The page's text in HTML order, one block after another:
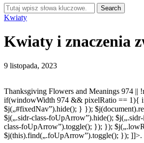
Kwiaty
Kwiaty i znaczenia
9 listopada, 2023
Thanksgiving Flowers and Meanings 974 ||
if(windowWidth 974 && pixelRatio == 1){
$j(„#fixedNav”).hide(); } });
$j(„.sidr-class-foUpArrow”).hide();
class-foUpArrow”).toggle(); }); });
$j(this).find(„.foUpArrow”).toggle(); }); ]]>.